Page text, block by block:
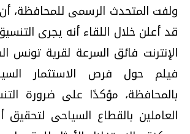
ولفت المتحدث الرسمى للمحافظة،
قد أعلن خلال اللقاء أنه يجرى
الإنترنت فائق السرعة لقرية تونس
فيلم حول فرص الاستثمار
بالمحافظة، مؤكدًا على ضرورة
العاملين بالقطاع السياحى